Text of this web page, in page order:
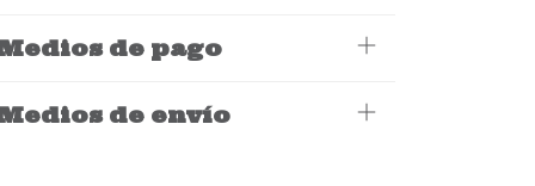
de pago
de envío